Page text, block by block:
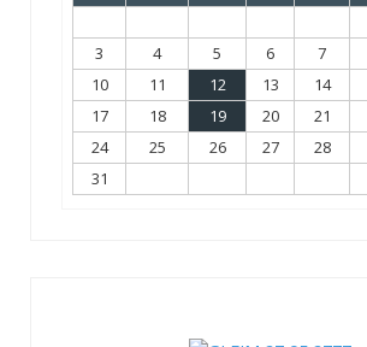
3
4 5 6 7
10
11 12 13 14
17
18 19 20 21
24
25 26 27 28
31